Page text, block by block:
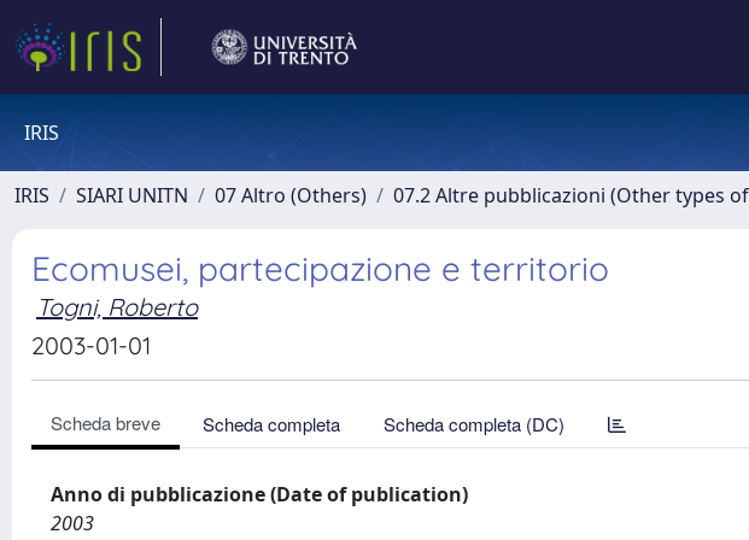
IRIS
IRIS SIARI UNITN 07 Altro (Others) 07.2 Altre pubblicazioni (Other types
Ecomusei, partecipazione e territorio
Togni, Roberto
2003-01-01
Scheda breve Scheda completa Scheda completa (DC)
Anno di pubblicazione (Date of publication)
2003